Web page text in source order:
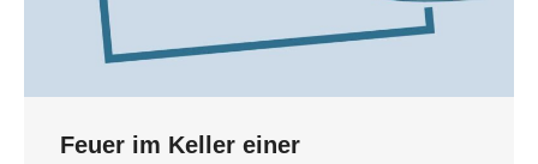
Feuer im Keller einer